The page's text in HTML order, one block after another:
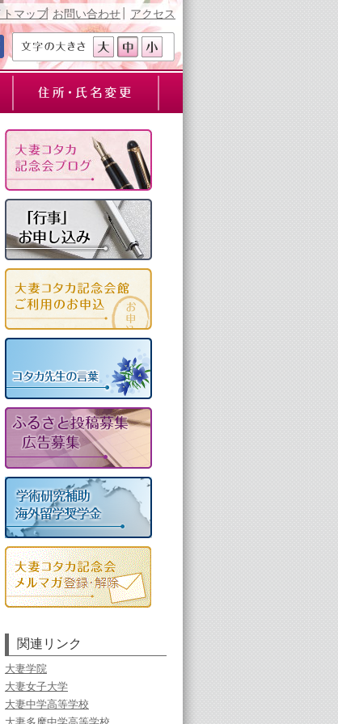
トマップ お問い合わせ アクセス
関連リンク
大妻学院
大妻女子大学
大妻中学高等学校